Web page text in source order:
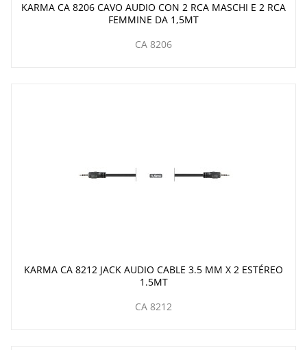
KARMA CA 8206 CAVO AUDIO CON 2 RCA MASCHI E 2 RCA
FEMMINE DA 1,5MT
CA 8206
KARMA CA 8212 JACK AUDIO CABLE 3.5 MM X 2 ESTÉREO
1.5MT
CA 8212